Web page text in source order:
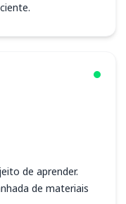
de aprender.
de materiais